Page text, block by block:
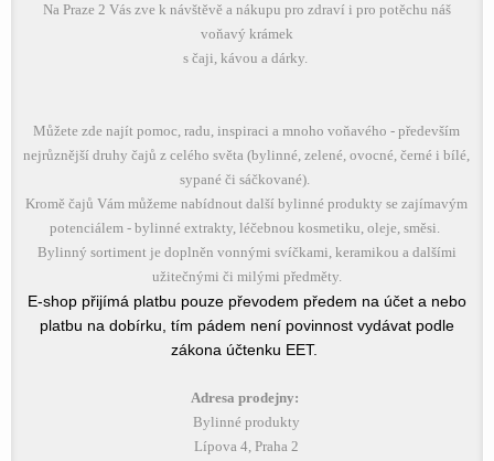
Na Praze 2 Vás zve k návštěvě a nákupu pro zdraví i pro potěchu náš
voňavý krámek
s čaji, kávou a dárky.
Můžete zde najít pomoc, radu, inspiraci a mnoho voňavého - především
nejrůznější druhy čajů z celého světa (bylinné, zelené, ovocné, černé i bílé,
sypané či sáčkované).
Kromě čajů Vám můžeme nabídnout další bylinné produkty se zajímavým
potenciálem - bylinné extrakty, léčebnou kosmetiku, oleje, směsi.
Bylinný sortiment je doplněn vonnými svíčkami, keramikou a dalšími
užitečnými či milými předměty.
E-shop přijímá platbu pouze převodem předem na účet a nebo
platbu na dobírku, tím pádem není povinnost vydávat podle
zákona účtenku EET.
Adresa prodejny:
Bylinné produkty
Lípova 4, Praha 2